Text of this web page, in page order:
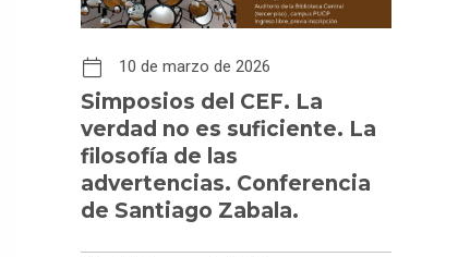
10 de marzo de 2026
Simposios del CEF. La
verdad no es suficiente. La
filosofía de las
advertencias. Conferencia
de Santiago Zabala.